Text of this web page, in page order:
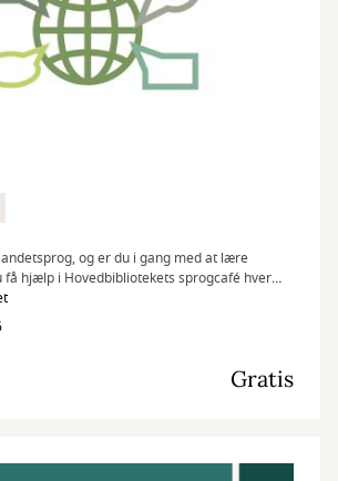
og er du i gang med at lære
få hjælp i Hovedbibliotekets sprogcafé hver
Gratis